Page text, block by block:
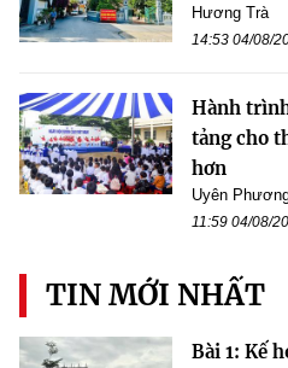
Hương Trà
14:53 04/08/
Hành
tảng cho
hơn
Uyên
11:59 04/08/
TIN MỚI NHẤT
Bài 1: Kế